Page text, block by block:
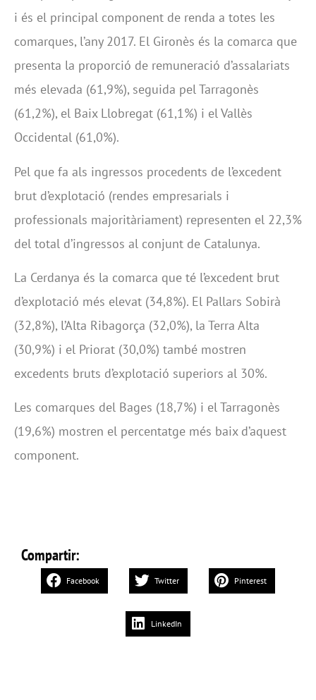
i és el principal component de renda a totes les
comarques, l’any 2017. El Gironès és la comarca que
presenta la proporció de remuneració d’assalariats
més elevada (61,9%), seguida pel Tarragonès
(61,2%), el Baix Llobregat (61,1%) i el Vallès
Occidental (61,0%).
Pel que fa als ingressos procedents de l’excedent
brut d’explotació (rendes empresarials i
professionals majoritàriament) representen el 22,3%
del total d’ingressos al conjunt de Catalunya.
La Cerdanya és la comarca que té l’excedent brut
d’explotació més elevat (34,8%). El Pallars Sobirà
(32,8%), l’Alta Ribagorça (32,0%), la Terra Alta
(30,9%) i el Priorat (30,0%) també mostren
excedents bruts d’explotació superiors al 30%.
Les comarques del Bages (18,7%) i el Tarragonès
(19,6%) mostren el percentatge més baix d’aquest
component.
Compartir:
Facebook Twitter Pinterest
LinkedIn